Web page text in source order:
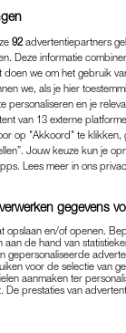
92 advertentiepartners
Deze informatie
we om het gebruik
we, als je hier
personaliseren en je
van 13 externe
op "Akkoord" te
Jouw keuze kun je
Lees meer in ons
gegevens
opslaan en/of openen.
de hand van
gepersonaliseerde
voor de selectie van
aanmaken ter
De prestaties van